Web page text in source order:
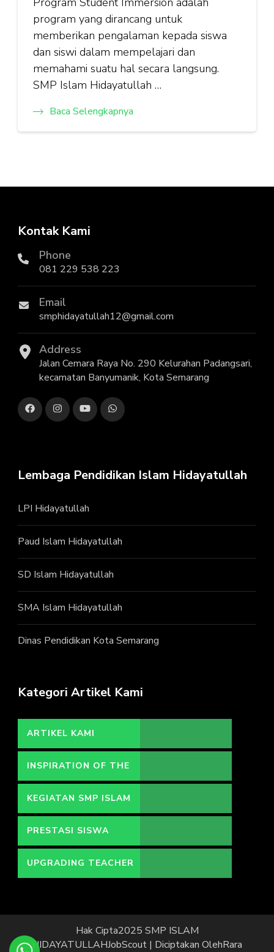
program yang dirancang untuk
memberikan pengalaman kepada siswa
dan siswi dalam mempelajari dan
memahami suatu hal secara langsung.
SMP Islam Hidayatullah …
Baca Selengkapnya
Kontak Kami
Phone
081 229 538 223
Email
smphidayatullah12@gmail.com
Address
Jalan Cemara Raya No. 290 Kelurahan Padangsari,
kecamatan Banyumanik, Kota Semarang
Lembaga Pendidikan Islam Hidayatullah
LPI Hidayatullah
Paud Islam Hidayatullah
SD Islam Hidayatullah
SMA Islam Hidayatullah
Dinas Pendidikan Kota Semarang
Kategori Artikel Kami
ARTIKEL KAMI
INSPIRATION OF THE
DAY
KEGIATAN SMP ISLAM
HIDAYATULLAH
PRESTASI SISWA
UPGRADING TEACHER
Hak Cipta2025 SMP ISLAM
HIDAYATULLAHJobScout | Diciptakan OlehRara